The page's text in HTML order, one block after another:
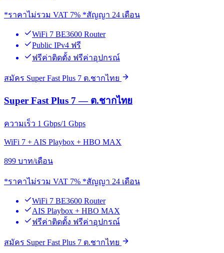
*ราคาไม่รวม VAT 7% *สัญญา 24 เดือน
WiFi 7 BE3600 Router
Public IPv4 ฟรี
ฟรีค่าติดตั้ง ฟรีค่าอุปกรณ์
สมัคร Super Fast Plus 7 ต.ชากไทย
Super Fast Plus 7 — ต.ชากไทย
ความเร็ว 1 Gbps/1 Gbps
WiFi 7 + AIS Playbox + HBO MAX
899 บาท/เดือน
*ราคาไม่รวม VAT 7% *สัญญา 24 เดือน
WiFi 7 BE3600 Router
AIS Playbox + HBO MAX
ฟรีค่าติดตั้ง ฟรีค่าอุปกรณ์
สมัคร Super Fast Plus 7 ต.ชากไทย